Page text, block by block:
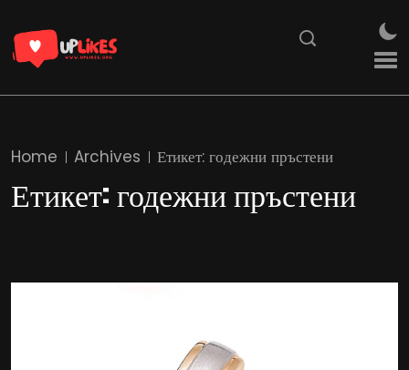
Home Archives Етикет: годежни пръстени
Етикет:годежни пръстени